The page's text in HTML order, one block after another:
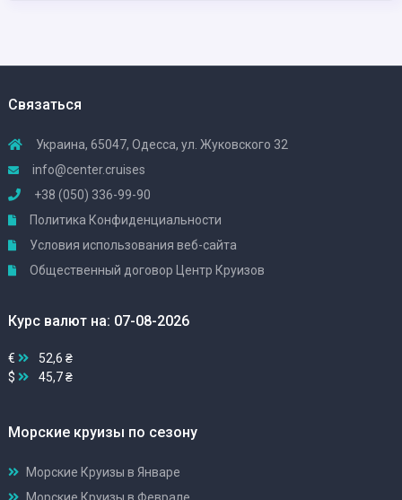
Связаться
Украина, 65047, Одесса, ул. Жуковского 32
info@center.cruises
+38 (050) 336-99-90
Политика Конфиденциальности
Условия использования веб-сайта
Общественный договор Центр Круизов
Курс валют на: 07-08-2026
€
52,6 ₴
$
45,7 ₴
Морские круизы по сезону
Морские Круизы в Январе
Морские Круизы в Феврале